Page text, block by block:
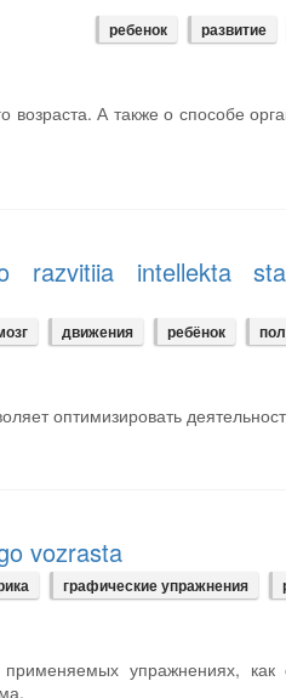
ребенок развитие
возраста. А также о способе
razvitiia intellekta
движения ребёнок
оптимизировать
vozrasta
графические упражнения
упражнениях, как